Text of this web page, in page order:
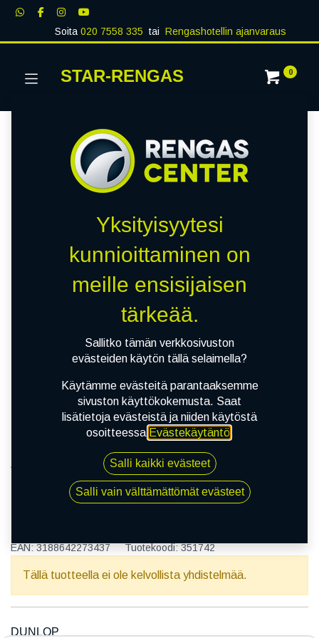
Soita020 7558 335 tai Rengashotellin ajanvaraus
STAR-RENGAS 0
150/80R16 71V DUNLOP K 700
EAN: 3188642273437 Tuotekoodi: 351742
Tällä tuotteella ei ole kelvollista yhdistelmää.
DUNLOP
Yksityisyytesi
kunnioittaminen on
meille ensisijaisen
tärkeää.
Sallitko tämän verkkosivuston
evästeiden käytön tällä selaimella?
Käytämme evästeitä parantaaksemme
sivuston käyttökokemusta. Saat
lisätietoja evästeistä ja niiden käytöstä
osoitteessa Evästekäytäntö.
Salli kaikki evästeet
Salli vain välttämättömät evästeet